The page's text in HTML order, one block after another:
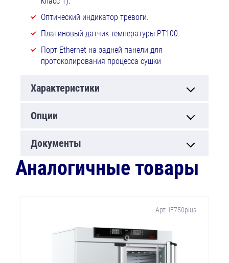
Оптический индикатор тревоги.
Платиновый датчик температуры РТ100.
Порт Ethernet на задней панели для
протоколирования процесса сушки
Характеристики
Опции
Документы
Аналогичные товары
Арт. IF750plus